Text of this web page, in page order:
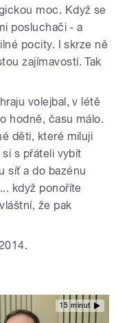
moc. Když se
posluchači - a
pocity. I skrze ně
zajímavostí. Tak
volejbal, v létě
hodně, času málo.
děti, které miluji
s přáteli vybít
síť a do bazénu
když ponoříte
že pak
15 minut